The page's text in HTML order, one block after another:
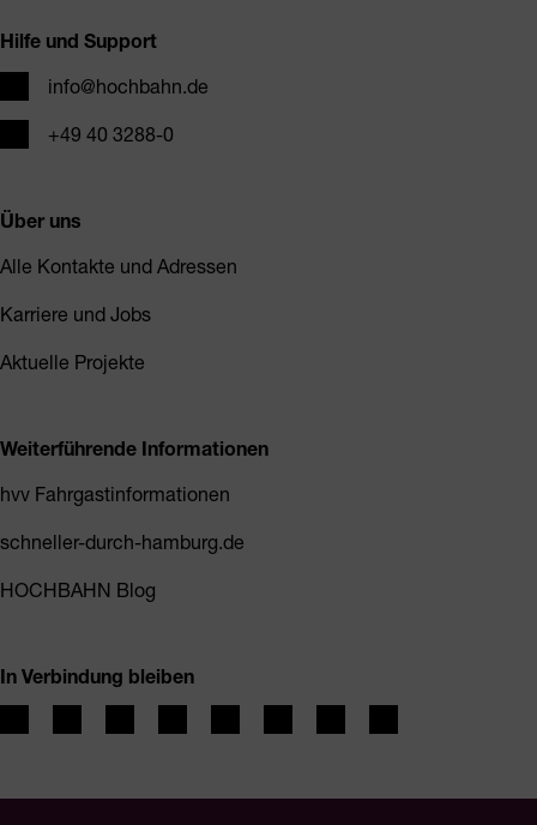
Hilfe und Support
E-Mailinfo@hochbahn.de
Telefon+49 40 3288-0
Über uns
Alle Kontakte und Adressen
Karriere und Jobs
Aktuelle Projekte
Weiterführende Informationen
hvv Fahrgastinformationen
schneller-durch-hamburg.de
HOCHBAHN Blog
In Verbindung bleiben